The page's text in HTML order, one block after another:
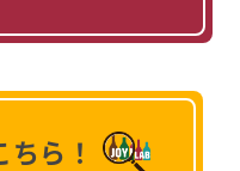
ら！